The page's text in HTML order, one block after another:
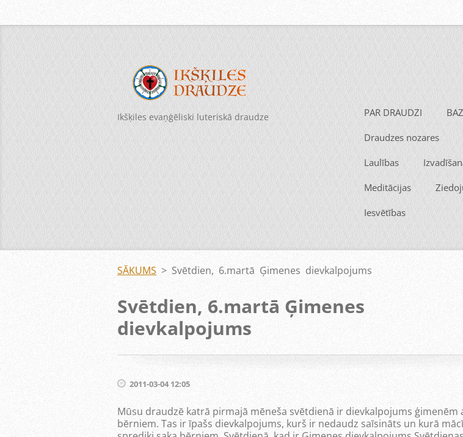
Ikšķiles evaņģēliski luteriskā draudze PAR DRAUDZI
Draudzes nozares
Laulības
Meditācijas
Iesvētības
SĀKUMS > Svētdien, 6.martā Ģimenes dievkalpojums
Svētdien, 6.martā Ģimenes
dievkalpojums
2011-03-04 12:05
Mūsu draudzē katrā pirmajā mēneša svētdienā ir dievkalpojums ģimenēm
bērniem. Tas ir īpašs dievkalpojums, kurš ir nedaudz saīsināts un kurā